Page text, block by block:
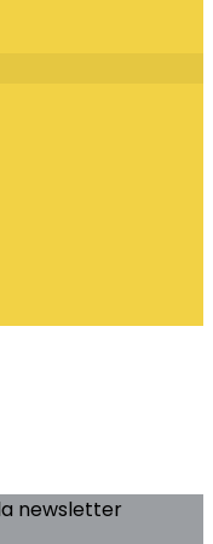
newsletter